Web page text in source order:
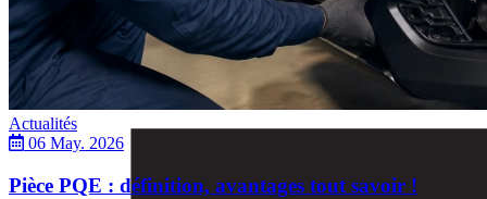
Actualités
06 May. 2026
Pièce PQE : définition, avantages tout savoir !